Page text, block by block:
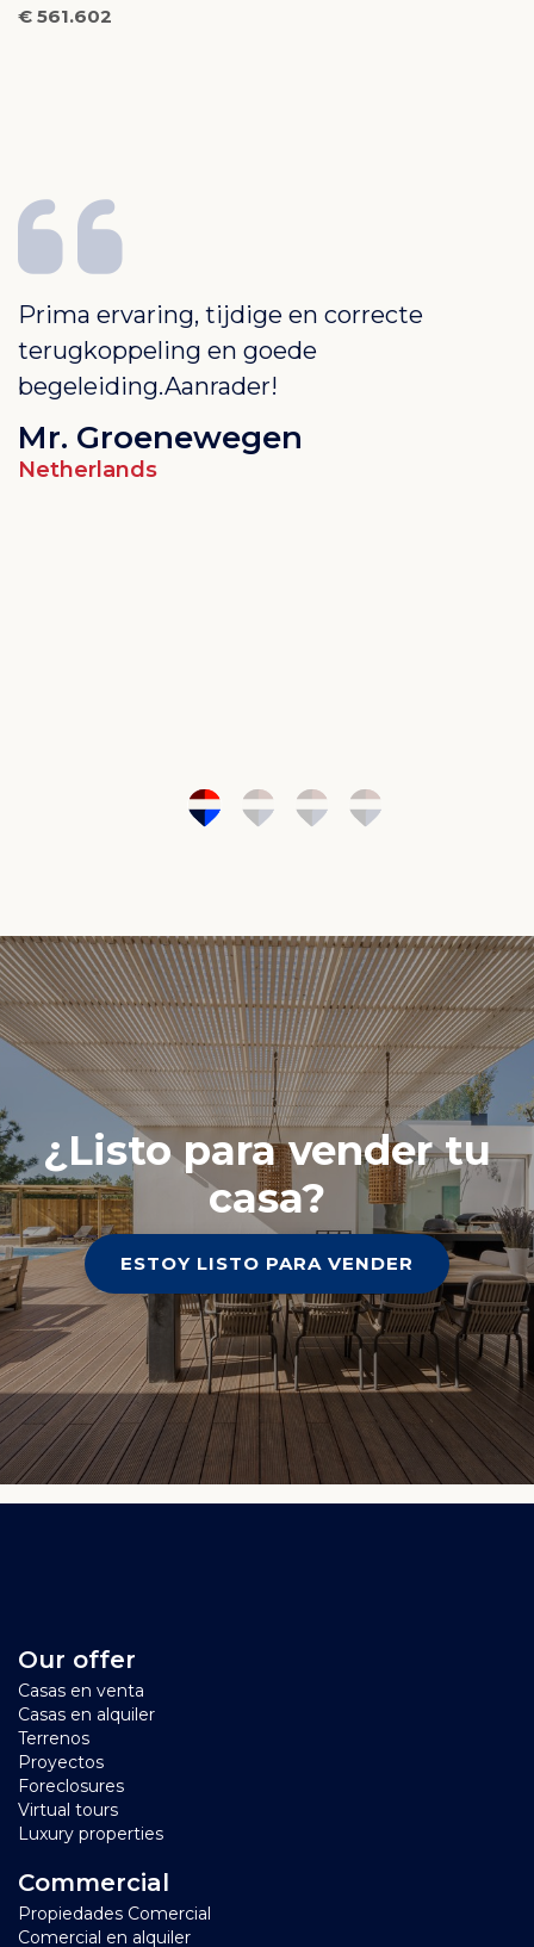
€ 561.602
Prima ervaring, tijdige en correcte
terugkoppeling en goede
begeleiding.Aanrader!
Mr. Groenewegen
Netherlands
¿Listo para vender tu
casa?
ESTOY LISTO PARA VENDER
Our offer
Casas en venta
Casas en alquiler
Terrenos
Proyectos
Foreclosures
Virtual tours
Luxury properties
Commercial
Propiedades Comercial
Comercial en alquiler